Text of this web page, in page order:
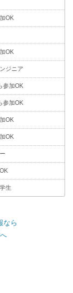
OK
OK
ジニア
参加OK
参加OK
OK
OK
生
なら